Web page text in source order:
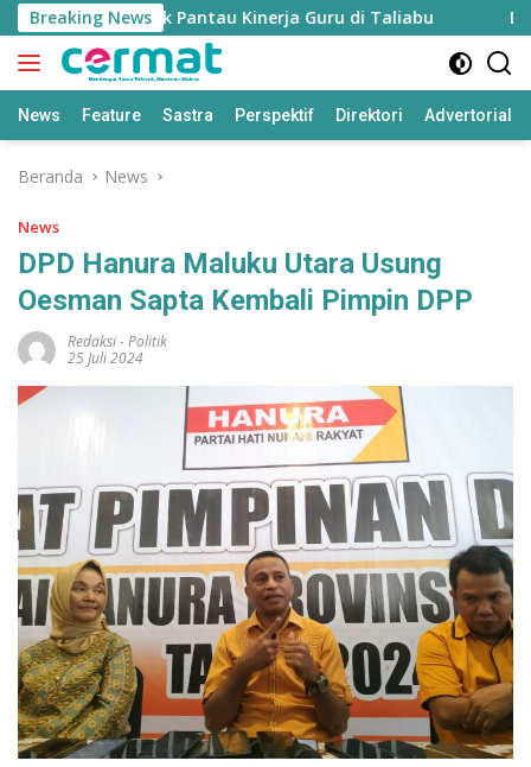
Langsung
ke
konten
Breaking News
untuk Pantau Kinerja Guru di Taliabu Disdik
News Feature Sastra Perspektif Direktori Advertorial
Beranda News
News
DPD Hanura Maluku Utara Usung
Oesman Sapta Kembali Pimpin DPP
Redaksi-Politik
25 Juli 2024